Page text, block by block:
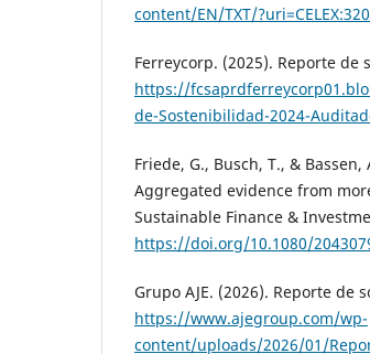
content/EN/TXT/
Ferreycorp. (2025). Reporte de
https://
de-Sostenibilidad-2024-
Friede, G., Busch, T., &
Aggregated evidence from
Sustainable Finance &
https://doi.org/10.1080/
Grupo AJE. (2026). Reporte de
https://www.ajegroup.com/wp-
content/uploads/2026/01/